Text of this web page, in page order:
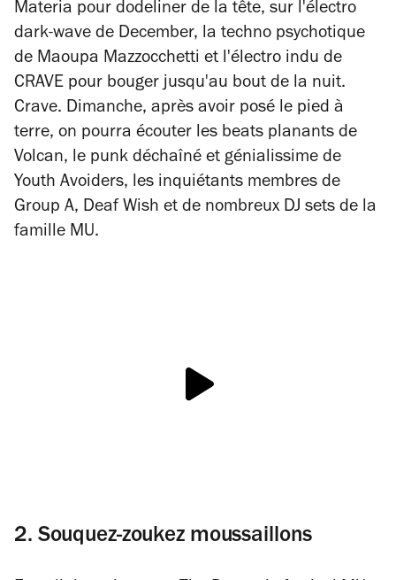
Materia pour dodeliner de la tête, sur l'électro
dark-wave de December, la techno psychotique
de Maoupa Mazzocchetti et l'électro indu de
CRAVE pour bouger jusqu'au bout de la nuit.
Crave. Dimanche, après avoir posé le pied à
terre, on pourra écouter les beats planants de
Volcan, le punk déchaîné et génialissime de
Youth Avoiders, les inquiétants membres de
Group A, Deaf Wish et de nombreux DJ sets de la
famille MU.
2. Souquez-zoukez moussaillons